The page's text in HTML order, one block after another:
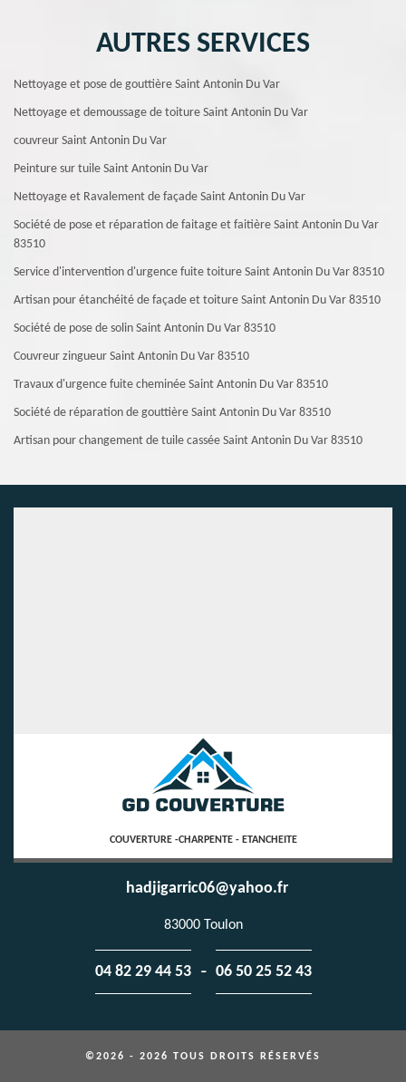
AUTRES SERVICES
Nettoyage et pose de gouttière Saint Antonin Du Var
Nettoyage et demoussage de toiture Saint Antonin Du Var
couvreur Saint Antonin Du Var
Peinture sur tuile Saint Antonin Du Var
Nettoyage et Ravalement de façade Saint Antonin Du Var
Société de pose et réparation de faitage et faitière Saint Antonin Du Var
83510
Service d'intervention d'urgence fuite toiture Saint Antonin Du Var 83510
Artisan pour étanchéité de façade et toiture Saint Antonin Du Var 83510
Société de pose de solin Saint Antonin Du Var 83510
Couvreur zingueur Saint Antonin Du Var 83510
Travaux d'urgence fuite cheminée Saint Antonin Du Var 83510
Société de réparation de gouttière Saint Antonin Du Var 83510
Artisan pour changement de tuile cassée Saint Antonin Du Var 83510
COUVERTURE -CHARPENTE - ETANCHEITE
hadjigarric06@yahoo.fr
83000 Toulon
04 82 29 44 53 - 06 50 25 52 43
©2026 - 2026 TOUS DROITS RÉSERVÉS